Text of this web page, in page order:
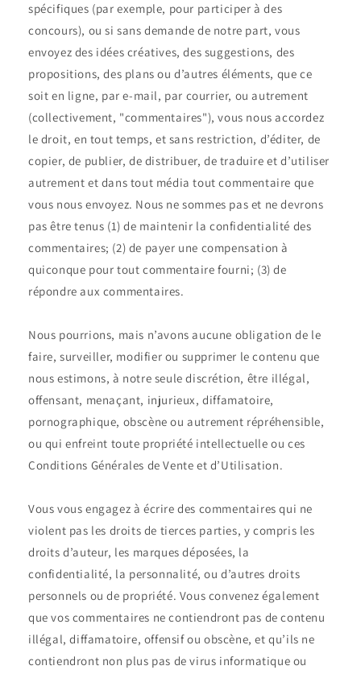
spécifiques (par exemple, pour participer à des
concours), ou si sans demande de notre part, vous
envoyez des idées créatives, des suggestions, des
propositions, des plans ou d’autres éléments, que ce
soit en ligne, par e-mail, par courrier, ou autrement
(collectivement, "commentaires"), vous nous accordez
le droit, en tout temps, et sans restriction, d’éditer, de
copier, de publier, de distribuer, de traduire et d’utiliser
autrement et dans tout média tout commentaire que
vous nous envoyez. Nous ne sommes pas et ne devrons
pas être tenus (1) de maintenir la confidentialité des
commentaires; (2) de payer une compensation à
quiconque pour tout commentaire fourni; (3) de
répondre aux commentaires.
Nous pourrions, mais n’avons aucune obligation de le
faire, surveiller, modifier ou supprimer le contenu que
nous estimons, à notre seule discrétion, être illégal,
offensant, menaçant, injurieux, diffamatoire,
pornographique, obscène ou autrement répréhensible,
ou qui enfreint toute propriété intellectuelle ou ces
Conditions Générales de Vente et d’Utilisation.
Vous vous engagez à écrire des commentaires qui ne
violent pas les droits de tierces parties, y compris les
droits d’auteur, les marques déposées, la
confidentialité, la personnalité, ou d’autres droits
personnels ou de propriété. Vous convenez également
que vos commentaires ne contiendront pas de contenu
illégal, diffamatoire, offensif ou obscène, et qu’ils ne
contiendront non plus pas de virus informatique ou